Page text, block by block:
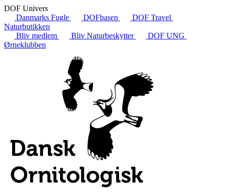
DOF Univers
Danmarks Fugle
DOFbasen
DOF Travel
Naturbutikken
Bliv medlem
Bliv Naturbeskytter
DOF UNG
Ørneklubben